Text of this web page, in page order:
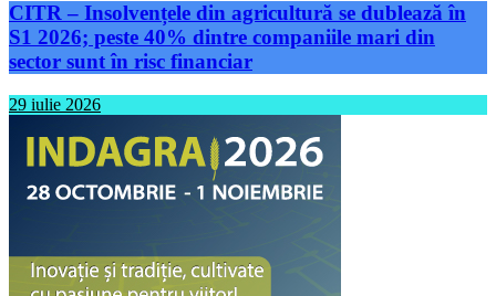
CITR – Insolvențele din agricultură se dublează în
S1 2026; peste 40% dintre companiile mari din
sector sunt în risc financiar
29 iulie 2026